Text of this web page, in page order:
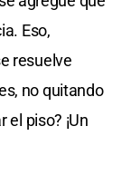
Eso,
resuelve
no quitando
piso? ¡Un